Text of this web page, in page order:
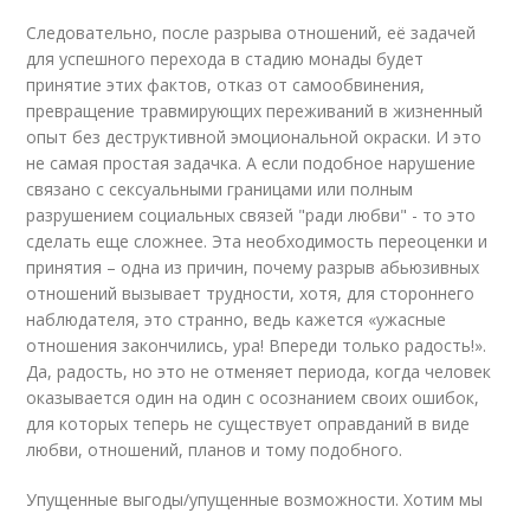
Следовательно, после разрыва отношений, её задачей
для успешного перехода в стадию монады будет
принятие этих фактов, отказ от самообвинения,
превращение травмирующих переживаний в жизненный
опыт без деструктивной эмоциональной окраски. И это
не самая простая задачка. А если подобное нарушение
связано с сексуальными границами или полным
разрушением социальных связей "ради любви" - то это
сделать еще сложнее. Эта необходимость переоценки и
принятия – одна из причин, почему разрыв абьюзивных
отношений вызывает трудности, хотя, для стороннего
наблюдателя, это странно, ведь кажется «ужасные
отношения закончились, ура! Впереди только радость!».
Да, радость, но это не отменяет периода, когда человек
оказывается один на один с осознанием своих ошибок,
для которых теперь не существует оправданий в виде
любви, отношений, планов и тому подобного.
Упущенные выгоды/упущенные возможности. Хотим мы